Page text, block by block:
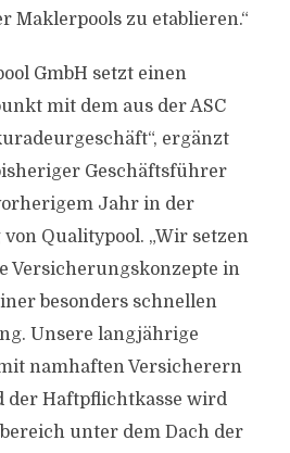
Maklerpools zu etablieren.“
GmbH setzt einen
mit dem aus der ASC
ergänzt
Geschäftsführer
Jahr in der
Qualitypool. „Wir setzen
Versicherungskonzepte in
besonders schnellen
Unsere langjährige
namhaften Versicherern
der Haftpflichtkasse wird
unter dem Dach der